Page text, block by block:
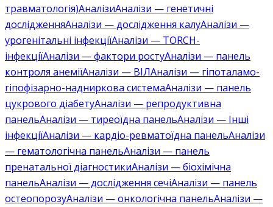
травматологія)АналізиАналізи — генетичні
дослідженняАналізи — дослідження калуАналізи —
урогенітальні інфекціїАналізи — TORCH-
інфекціїАналізи — фактори ростуАналізи — панель
контроля анеміїАналізи — ВІЛАналізи — гіпоталамо-
гіпофізарно-надниркова системаАналізи — панель
цукрового діабетуАналізи — репродуктивна
панельАналізи — тиреоїдна панельАналізи — Інші
інфекціїАналізи — кардіо-ревматоїдна панельАналізи
— гематологічна панельАналізи — панель
пренатальної діагностикиАналізи — біохімічна
панельАналізи — дослідження сечіАналізи — панель
остеопорозуАналізи — онкологічна панельАналізи —